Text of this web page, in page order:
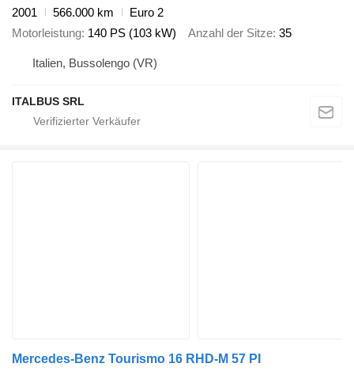
2001
566.000 km
Euro 2
Motorleistung 140 PS (103 kW) Anzahl der Sitze 35
Italien, Bussolengo (VR)
ITALBUS SRL
Mercedes-Benz Tourismo 16 RHD-M 57 PI